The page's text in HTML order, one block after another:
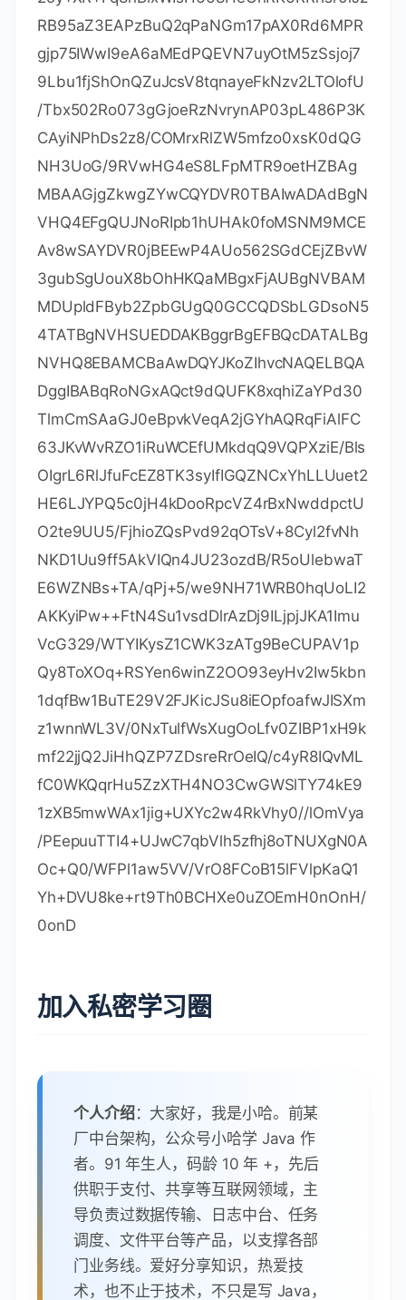
MIIETDCCAjSgAwIBAgIBDTANBgkqhkiG9w0B
AQsFADAYMRYwFAYDVQQDDA1KZXRQcm9m
aWxlIENBMB4XDTIwMTAxOTA5MDU1M1oXDT
IyMTAyMTA5MDU1M1owHzEdMBsGA1UEAw
wUcHJvZDJ5LWZyb20tMjAyMDEwMTkwggEi
MA0GCSqGSIb3DQEBAQUAA4IBDwAwggEK
AoIBAQCUlaUFc1wf+CfY9wzFWEL2euKQ5ns
wqb57V8QZG7d7RoR6rwYUIXseTOAFq210o
MEe++LCjzKDuqwDfsyhgDNTgZBPAaC4vUU
2oy+XR+Fq8nBixWIsH668HeOnRK6RRhsr0rJz
RB95aZ3EAPzBuQ2qPaNGm17pAX0Rd6MPR
gjp75IWwI9eA6aMEdPQEVN7uyOtM5zSsjoj7
9Lbu1fjShOnQZuJcsV8tqnayeFkNzv2LTOlofU
/Tbx502Ro073gGjoeRzNvrynAP03pL486P3K
CAyiNPhDs2z8/COMrxRlZW5mfzo0xsK0dQG
NH3UoG/9RVwHG4eS8LFpMTR9oetHZBAg
MBAAGjgZkwgZYwCQYDVR0TBAIwADAdBgN
VHQ4EFgQUJNoRIpb1hUHAk0foMSNM9MCE
Av8wSAYDVR0jBEEwP4AUo562SGdCEjZBvW
3gubSgUouX8bOhHKQaMBgxFjAUBgNVBAM
MDUpldFByb2ZpbGUgQ0GCCQDSbLGDsoN5
4TATBgNVHSUEDDAKBggrBgEFBQcDATALBg
NVHQ8EBAMCBaAwDQYJKoZIhvcNAQELBQA
DggIBABqRoNGxAQct9dQUFK8xqhiZaYPd30
TlmCmSAaGJ0eBpvkVeqA2jGYhAQRqFiAlFC
63JKvWvRZO1iRuWCEfUMkdqQ9VQPXziE/Bls
OIgrL6RlJfuFcEZ8TK3syIfIGQZNCxYhLLUuet2
HE6LJYPQ5c0jH4kDooRpcVZ4rBxNwddpctU
O2te9UU5/FjhioZQsPvd92qOTsV+8Cyl2fvNh
NKD1Uu9ff5AkVIQn4JU23ozdB/R5oUlebwaT
E6WZNBs+TA/qPj+5/we9NH71WRB0hqUoLI2
AKKyiPw++FtN4Su1vsdDlrAzDj9ILjpjJKA1Imu
VcG329/WTYIKysZ1CWK3zATg9BeCUPAV1p
z1wnnWL3V/0NxTulfWsXugOoLfv0ZIBP1xH9k
1zXB5mwWAx1jig+UXYc2w4RkVhy0//lOmVya
/PEepuuTTI4+UJwC7qbVlh5zfhj8oTNUXgN0A
Oc+Q0/WFPl1aw5VV/VrO8FCoB15lFVlpKaQ1
Yh+DVU8ke+rt9Th0BCHXe0uZOEmH0nOnH/
0onD
加入私密学习圈